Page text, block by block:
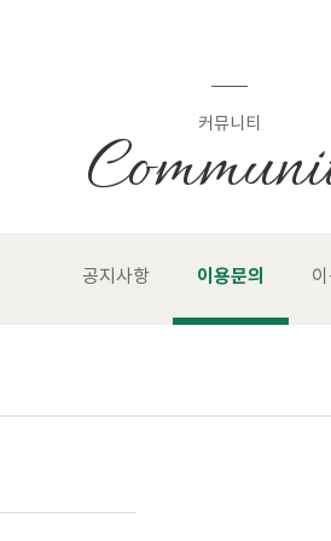
커뮤니티
공지사항 이용문의